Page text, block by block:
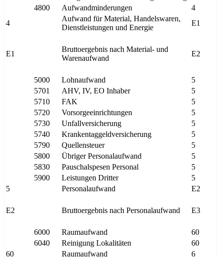
4800
Aufwandminderungen
4
4
Aufwand für Material, Handelswaren,
Dienstleistungen und Energie
E1
E1
Bruttoergebnis nach Material- und
Warenaufwand
E2
5000 Lohnaufwand
5
5701
AHV, IV, EO Inhaber
5
5710
FAK
5
5720
Vorsorgeeinrichtungen
5
5730
Unfallversicherung
5
5740
Krankentaggeldversicherung
5
5790
Quellensteuer
5
5800
Übriger Personalaufwand
5
5830
Pauschalspesen Personal
5
5900
Leistungen Dritter
5
5
Personalaufwand E2
E2 Bruttoergebnis nach Personalaufwand E3
6000 Raumaufwand
60
6040
Reinigung Lokalitäten
60
60
Raumaufwand
6